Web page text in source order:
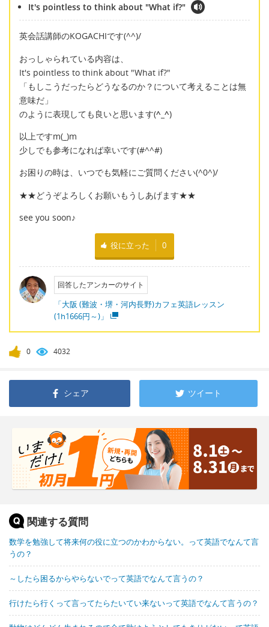
It's pointless to think about "What if?"
英会話講師のKOGACHIです(^^)/
おっしゃられている内容は、
It's pointless to think about "What if?"
「もしこうだったらどうなるのか？について考えることは無
意味だ」
のように表現しても良いと思います(^_^)
以上ですm(_)m
少しでも参考になれば幸いです(#^^#)
お困りの時は、いつでも気軽にご質問ください(^0^)/
★★どうぞよろしくお願いもうしあげます★★
see you soon♪
役に立った 0
回答したアンカーのサイト
「大阪 (難波・堺・河内長野)カフェ英語レッスン
(1h1666円～)」
0 4032
シェア ツイート
関連する質問
数学を勉強して将来何の役に立つのかわからない。って英語でなんて言
うの？
～したら困るからやらないでって英語でなんて言うの？
行けたら行くって言ってたらたいてい来ないって英語でなんて言うの？